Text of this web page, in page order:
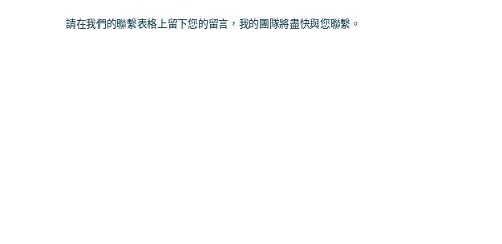
請在我們的聯繫表格上留下您的留言，我的團隊將盡快與您聯繫。